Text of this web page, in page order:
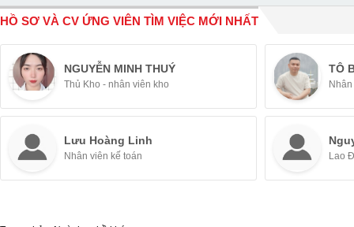
HỒ SƠ VÀ CV ỨNG VIÊN TÌM VIỆC MỚI NHẤT
NGUYỄN MINH THUÝ
Thủ Kho - nhân viên kho
TÔ
Lưu Hoàng Linh
Nhân viên kế toán Lao